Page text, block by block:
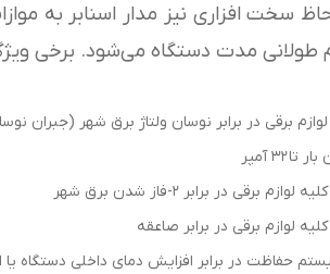
سخت افزاری نیز مدار اسنابر به
طولانی مدت دستگاه می‌شود. برخی
برقی در برابر نوسان ولتاژ برق شهر (جبران نوسان ولتاژ
۳۲ آمپر
برقی در برابر ۲-فاز شدن برق شهر
لوازم برقی در برابر صاعقه
حفاظت در برابر افزایش دمای داخلی دستگاه یا